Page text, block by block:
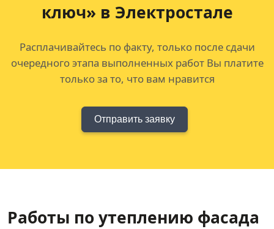
ключ» в Электростале
Расплачивайтесь по факту, только после сдачи
очередного этапа выполненных работ Вы платите
только за то, что вам нравится
Отправить заявку
Работы по утеплению фасада